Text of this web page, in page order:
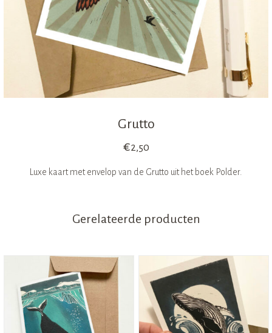
Grutto
€2,50
Luxe kaart met envelop van de Grutto uit het boek Polder.
Gerelateerde producten